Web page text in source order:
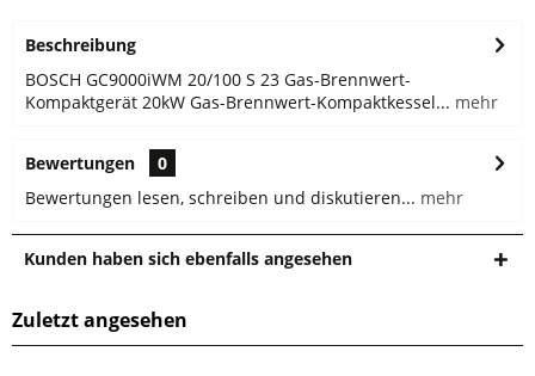
Beschreibung
BOSCH GC9000iWM 20/100 S 23 Gas-Brennwert-
Kompaktgerät 20kW Gas-Brennwert-Kompaktkessel... mehr
Bewertungen
0
Bewertungen lesen, schreiben und diskutieren... mehr
Kunden haben sich ebenfalls angesehen
Zuletzt angesehen